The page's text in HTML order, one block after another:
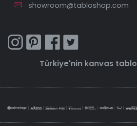
showroom@tabloshop.com
Türkiye'nin kanvas tablo